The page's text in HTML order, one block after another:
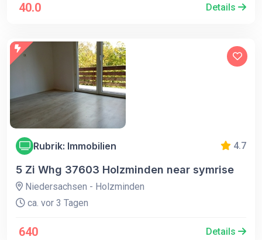
40.0 Details
Rubrik: Immobilien 4.7
5 Zi Whg 37603 Holzminden near symrise
Niedersachsen - Holzminden
ca. vor 3 Tagen
640 Details